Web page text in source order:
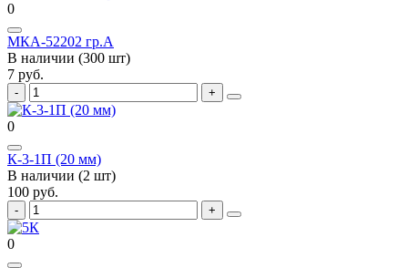
0
МКА-52202 гр.А
В наличии (300 шт)
7 руб.
0
К-3-1П (20 мм)
В наличии (2 шт)
100 руб.
0